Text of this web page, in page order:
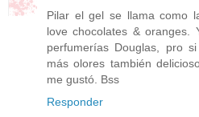
Pilar el gel se llama como
love chocolates &
perfumerías Douglas, pro
más olores también
me gustó. Bss
Responder